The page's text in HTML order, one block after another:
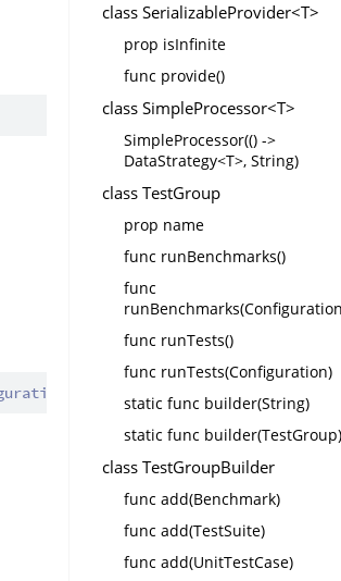
!: () -> Unit
class SerializableProvider<T>
prop isInfinite
func provide()
class SimpleProcessor<T>
SimpleProcessor(() ->
DataStrategy<T>, String)
class TestGroup
prop name
func runBenchmarks()
func
func runTests()
func runTests(Configuration)
static func builder(String)
static func builder(TestGroup)
class TestGroupBuilder
func add(Benchmark)
func add(TestSuite)
func add(UnitTestCase)